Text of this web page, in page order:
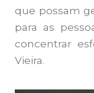
que possam
para as
concentrar
Vieira.